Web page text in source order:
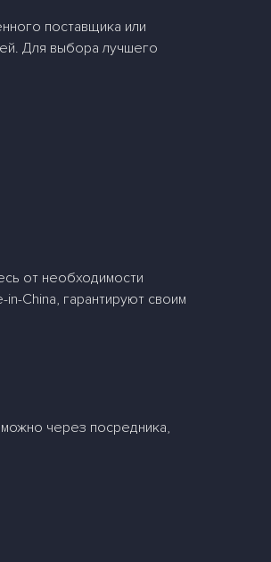
поставщика или
Для выбора лучшего
от необходимости
China, гарантируют своим
через посредника,